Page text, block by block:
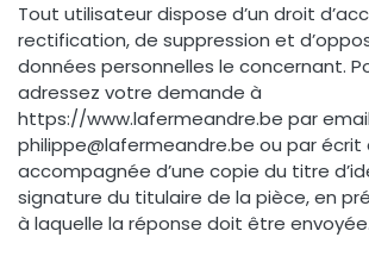
Tout utilisateur dispose d’un droit
rectification, de suppression et
données personnelles le concernant.
adressez votre demande à
https://www.lafermeandre.be par email
philippe@lafermeandre.be ou par
accompagnée d’une copie du titre
signature du titulaire de la pièce, en
à laquelle la réponse doit être envoyée.